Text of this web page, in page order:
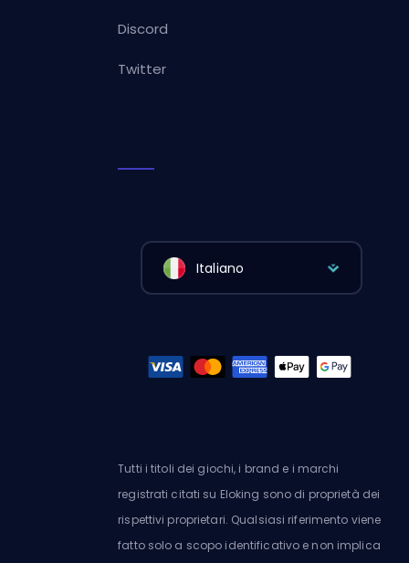
Discord
Twitter
Italiano
Tutti i titoli dei giochi, i brand e i marchi
registrati citati su Eloking sono di proprietà dei
rispettivi proprietari. Qualsiasi riferimento viene
fatto solo a scopo identificativo e non implica